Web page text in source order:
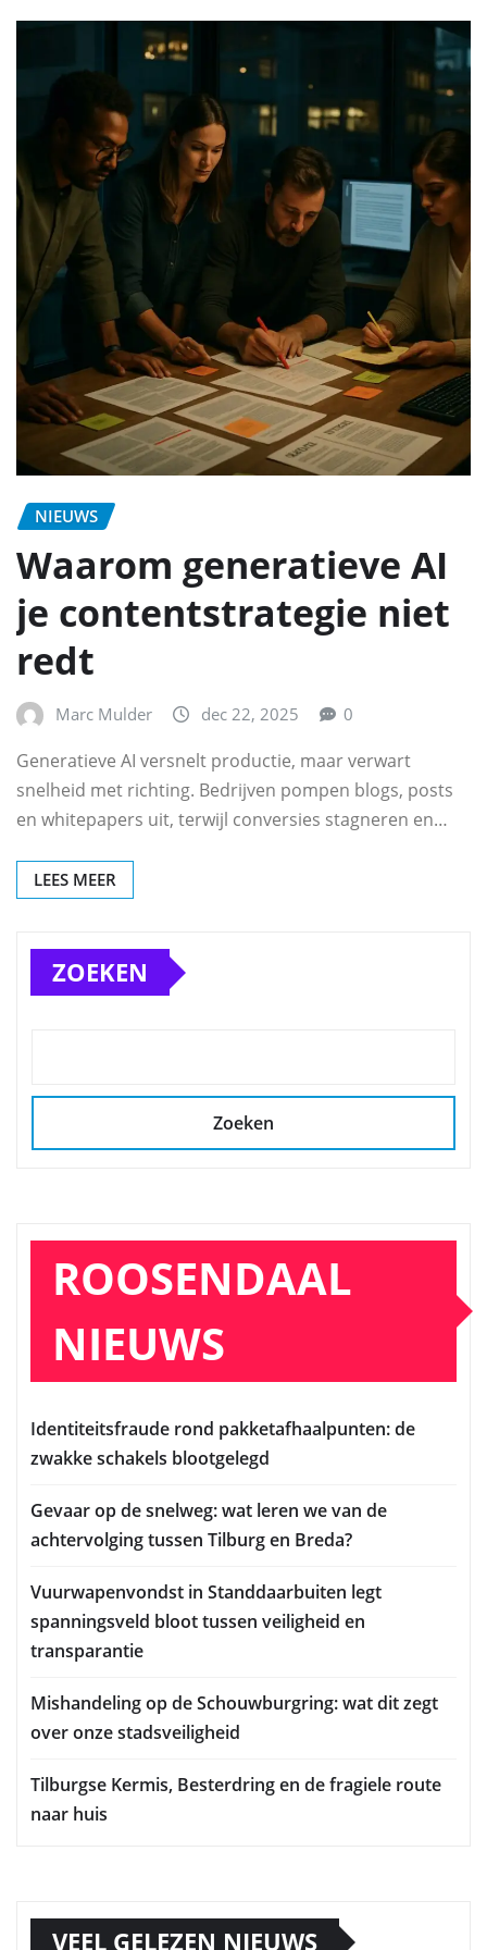
NIEUWS
Waarom generatieve AI
je contentstrategie niet
redt
Marc Mulder dec 22, 2025 0
Generatieve AI versnelt productie, maar verwart
snelheid met richting. Bedrijven pompen blogs, posts
en whitepapers uit, terwijl conversies stagneren en…
LEES MEER
ZOEKEN
Zoeken
ROOSENDAAL
NIEUWS
Identiteitsfraude rond pakketafhaalpunten: de
zwakke schakels blootgelegd
Gevaar op de snelweg: wat leren we van de
achtervolging tussen Tilburg en Breda?
Vuurwapenvondst in Standdaarbuiten legt
spanningsveld bloot tussen veiligheid en
transparantie
Mishandeling op de Schouwburgring: wat dit zegt
over onze stadsveiligheid
Tilburgse Kermis, Besterdring en de fragiele route
naar huis
VEEL GELEZEN NIEUWS